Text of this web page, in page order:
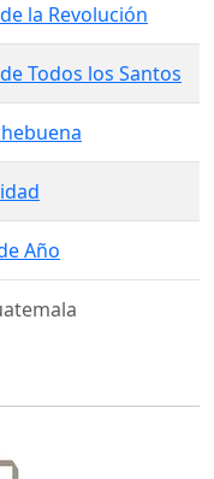
la Revolución
Todos los Santos
Año